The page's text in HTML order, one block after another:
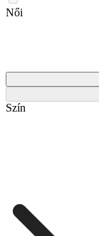
Női
Szín